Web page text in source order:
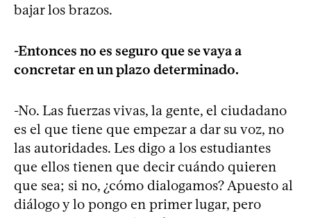
bajar los brazos.
-Entonces no es seguro que se vaya a
concretar en un plazo determinado.
-No. Las fuerzas vivas, la gente, el ciudadano
es el que tiene que empezar a dar su voz, no
las autoridades. Les digo a los estudiantes
que ellos tienen que decir cuándo quieren
que sea; si no, ¿cómo dialogamos? Apuesto al
diálogo y lo pongo en primer lugar, pero